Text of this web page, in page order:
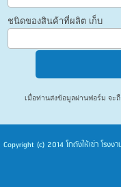
ชนิดของสินค้าที่ผลิต เก็บ
เมื่อท่านส่งข้อมูลผ่านฟอร์ม จะ
Copyright (c) 2014โกดังให้เช่า โรงงา